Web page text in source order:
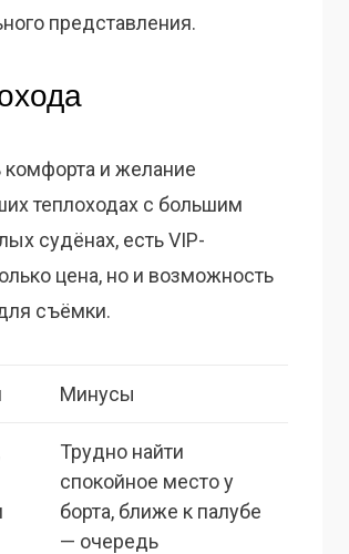
представления.
и желание
теплоходах с большим
судёнах, есть VIP-
цена, но и возможность
съёмки.
Минусы
Трудно найти
спокойное место у
борта, ближе к палубе
— очередь